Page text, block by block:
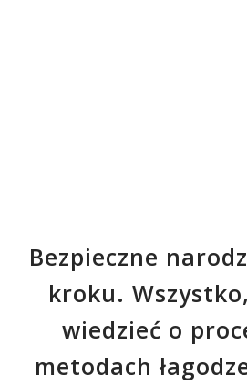
Bezpieczne
kroku.
wiedzieć o
metodach